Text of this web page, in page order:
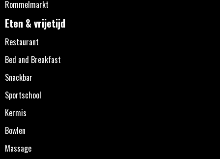
Rommelmarkt
Eten & vrijetijd
Restaurant
Bed and Breakfast
Snackbar
Sportschool
Kermis
Bowlen
Massage